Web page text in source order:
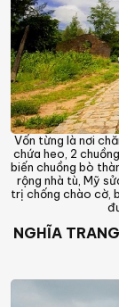
Vốn từng là nơi
chứa heo, 2
biến chuồng bò
rộng nhà tù, Mỹ
trị chống chào cờ,
NGHĨA